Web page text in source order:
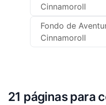
Cinnamoroll
Fondo de
Cinnamoroll
21 páginas para